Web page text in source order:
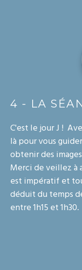
4 - LA
C'est le jour J !
là pour vous
obtenir des
Merci de veillez à
est impératif et
déduit du temps
entre 1h15 et 1h30.